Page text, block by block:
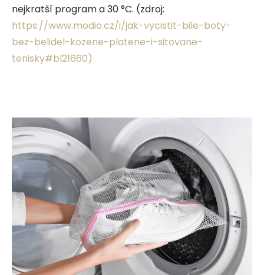
nejkratší program a 30 °C. (zdroj:
https://www.modio.cz/i/jak-vycistit-bile-boty-
bez-belidel-kozene-platene-i-sitovane-
tenisky#bl21660)